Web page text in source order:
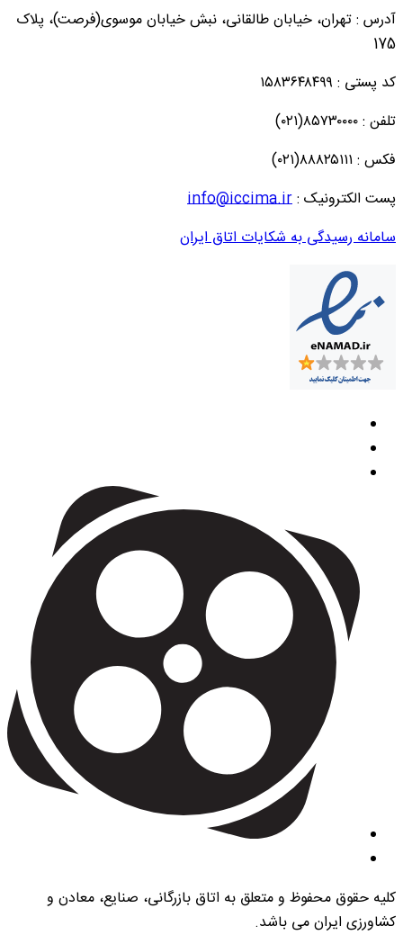
آدرس : تهران، خیابان طالقانی، نبش خیابان موسوی(فرصت)، پلاک
175
کد پستی : ۱۵۸۳۶۴۸۴۹۹
تلفن : ۸۵۷۳۰۰۰۰(۰۲۱)
فکس : ۸۸۸۲۵۱۱۱(۰۲۱)
پست الکترونیک :info@iccima.ir
سامانه رسیدگی به شکایات اتاق ایران
کلیه حقوق محفوظ و متعلق به اتاق بازرگانی، صنایع، معادن و
کشاورزی ایران می باشد.